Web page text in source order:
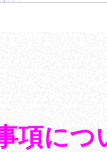
項につ